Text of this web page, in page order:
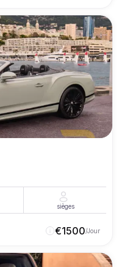
sièges
€1500/Jour